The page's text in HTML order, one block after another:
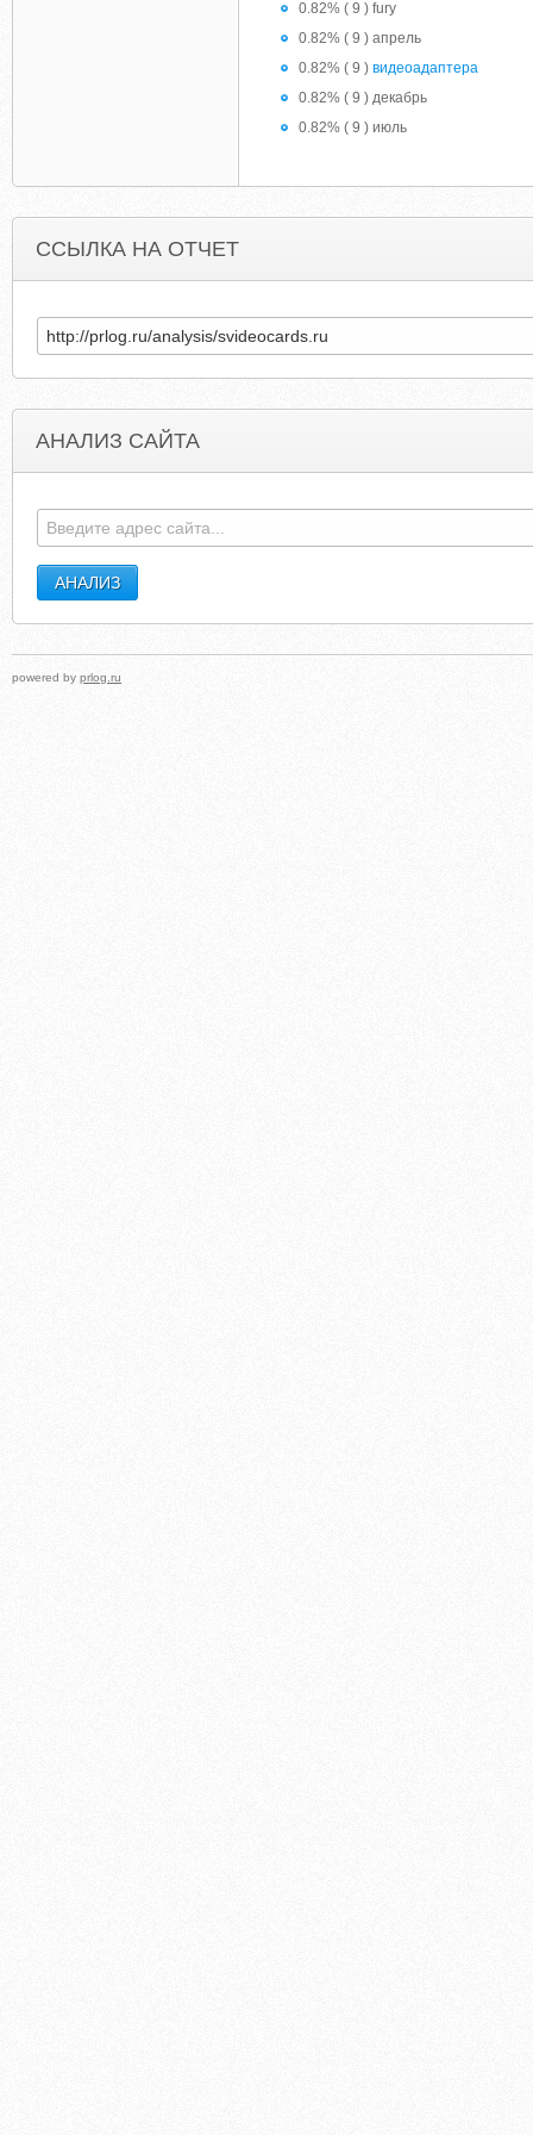
0.82% ( 9 ) fury
0.82% ( 9 ) апрель
0.82% ( 9 ) видеоадаптера
0.82% ( 9 ) декабрь
0.82% ( 9 ) июль
ССЫЛКА НА ОТЧЕТ
АНАЛИЗ САЙТА
powered by prlog.ru